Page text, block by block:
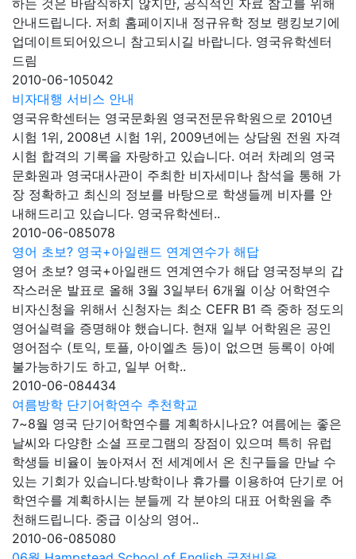
안내드립니다. 저희 홈페이지내 정규유학 정보 랭킹보기에
업데이트되어있으니 참고되시길 바랍니다. 영국유학센터
드림
2010-06-105042
비자대행 서비스 안내
영국유학센터는 영국문화원 영국전문유학원으로 2010년
시험 1위, 2008년 시험 1위, 2009년에는 상담원 전원 자격
시험 합격의 기록을 자랑하고 있습니다. 여러 차례의 영국
문화원과 영국대사관이 주최한 비자세미나 참석을 통해 가
장 정확하고 최신의 정보를 바탕으로 학생들께 비자를 안
내해드리고 있습니다. 영국유학센터..
2010-06-085078
영어 초보? 영국+아일랜드 연계연수가 해답
영어 초보? 영국+아일랜드 연계연수가 해답 영국정부의 갑
작스러운 발표로 올해 3월 3일부터 6개월 이상 어학연수
비자신청을 위해서 신청자는 최소 CEFR B1 즉 중하 정도의
영어실력을 증명해야 했습니다. 현재 일부 어학원은 공인
영어점수 (토익, 토플, 아이엘츠 등)이 없으면 등록이 아예
불가능하기도 하고, 일부 어학..
2010-06-084434
여름방학 단기어학연수 추천학교
7~8월 영국 단기어학연수를 계획하시나요? 여름에는 좋은
날씨와 다양한 소셜 프로그램의 장점이 있으며 특히 유럽
학생들 비율이 높아져서 전 세계에서 온 친구들을 만날 수
있는 기회가 있습니다.방학이나 휴가를 이용하여 단기로 어
학연수를 계획하시는 분들께 각 분야의 대표 어학원을 추
천해드립니다. 중급 이상의 영어..
2010-06-085080